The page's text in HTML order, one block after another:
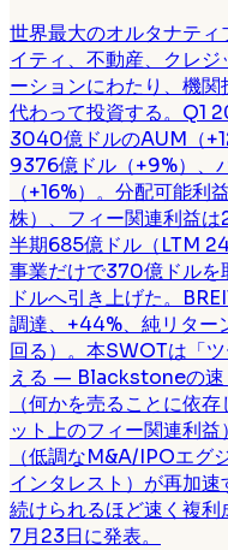
世界最大のオルタナテ
イティ、不動産、クレ
ーションにわたり、機
代わって投資する。Q1
3040億ドルのAUM（
9376億ドル（+9%）、
（+16%）。分配可能
株）、フィー関連利益
半期685億ドル（LTM
事業だけで370億ドル
ドルへ引き上げた。
調達、+44%、純リター
回る）。本SWOTは「
える — Blackstoneの速
（何かを売ることに依
ット上のフィー関連利
（低調なM&A/IPOエグ
インタレスト）が再加
続けられるほど速く複
7月23日に発表。